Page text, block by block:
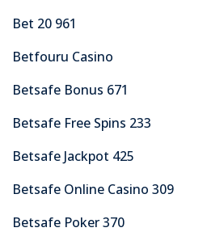
Bet 20 961
Betfouru Casino
Betsafe Bonus 671
Betsafe Free Spins 233
Betsafe Jackpot 425
Betsafe Online Casino 309
Betsafe Poker 370